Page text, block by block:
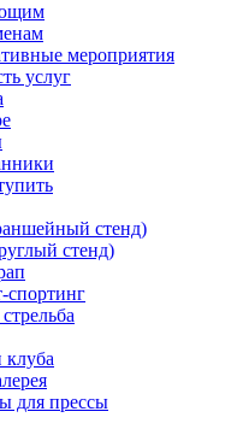
мероприятия
услуг
стенд)
стенд)
спортинг
клуба
для прессы